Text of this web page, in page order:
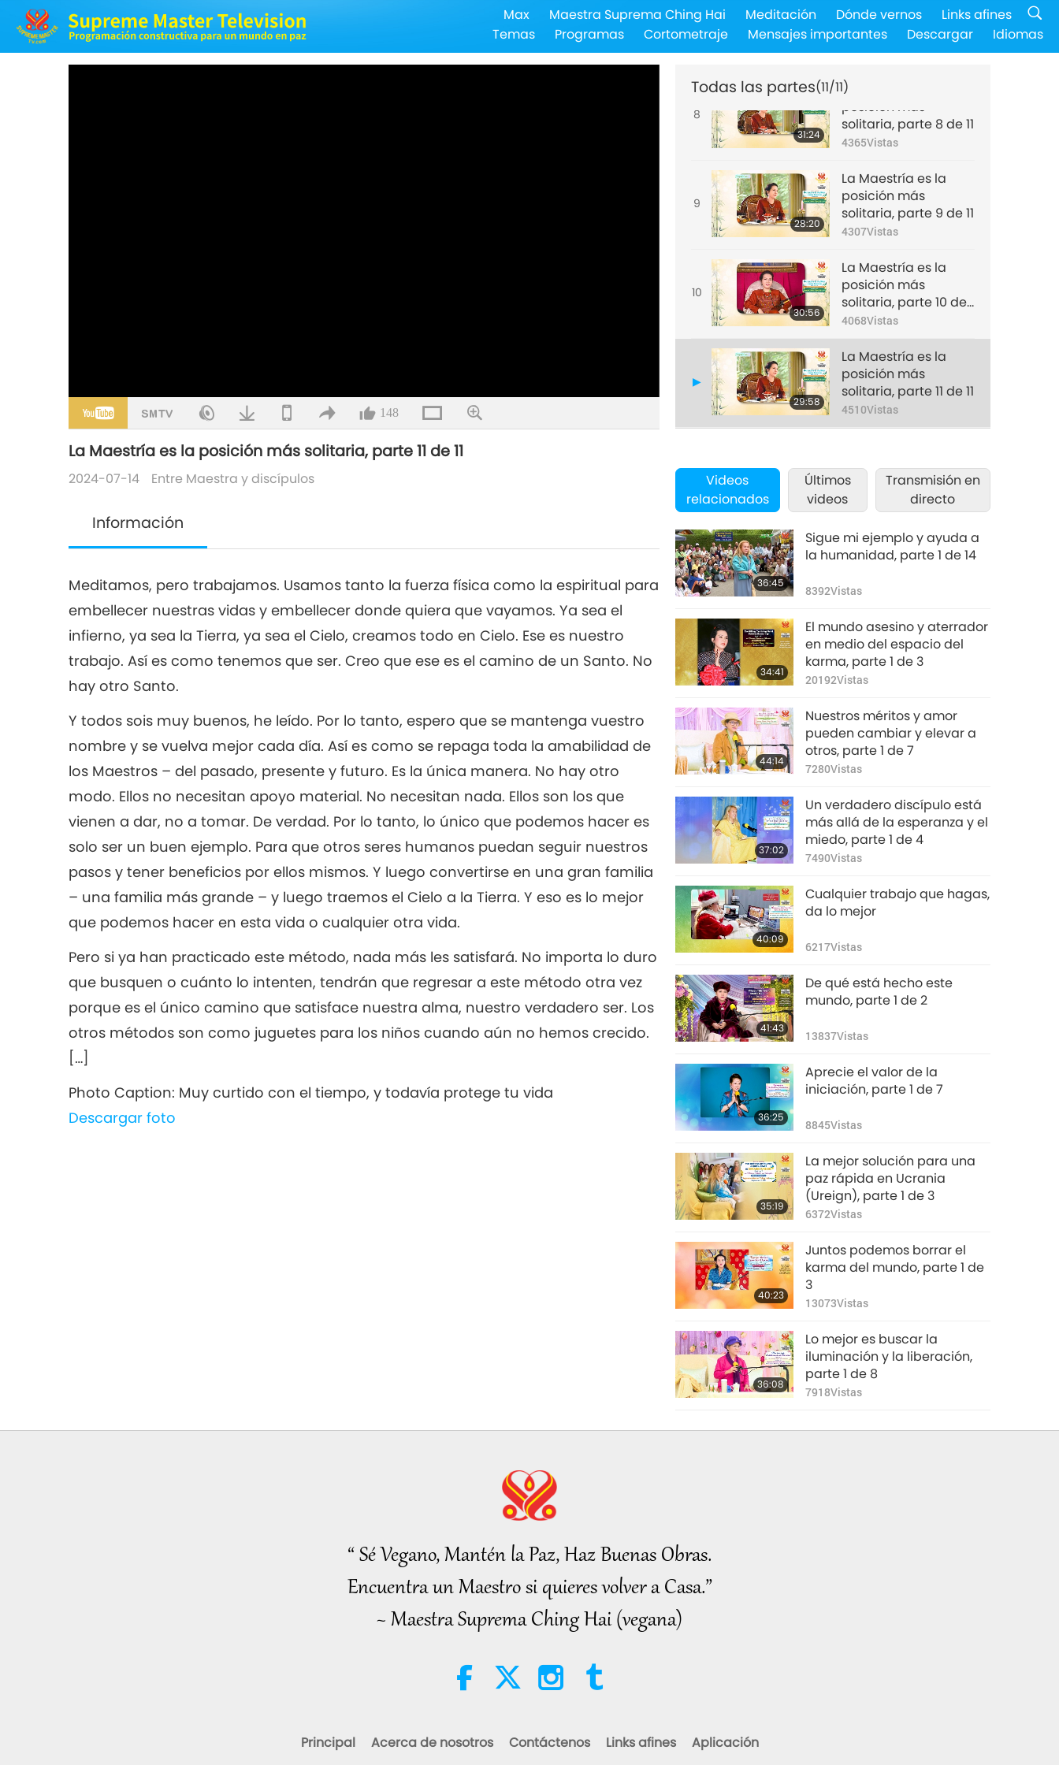
Max Maestra Suprema Ching Hai Meditación Dónde vernos
Links afines
Temas
Programas Cortometraje Mensajes importantes Descargar Idiomas
148
La Maestría es la posición más solitaria, parte 11 de 11
2024-07-14 Entre Maestra y discípulos
Información
Meditamos, pero trabajamos. Usamos tanto la fuerza física como la espiritual para
embellecer nuestras vidas y embellecer donde quiera que vayamos. Ya sea el
infierno, ya sea la Tierra, ya sea el Cielo, creamos todo en Cielo. Ese es nuestro
trabajo. Así es como tenemos que ser. Creo que ese es el camino de un Santo. No
hay otro Santo.
Y todos sois muy buenos, he leído. Por lo tanto, espero que se mantenga vuestro
nombre y se vuelva mejor cada día. Así es como se repaga toda la amabilidad de
los Maestros – del pasado, presente y futuro. Es la única manera. No hay otro
modo. Ellos no necesitan apoyo material. No necesitan nada. Ellos son los que
vienen a dar, no a tomar. De verdad. Por lo tanto, lo único que podemos hacer es
solo ser un buen ejemplo. Para que otros seres humanos puedan seguir nuestros
pasos y tener beneficios por ellos mismos. Y luego convertirse en una gran familia
– una familia más grande – y luego traemos el Cielo a la Tierra. Y eso es lo mejor
que podemos hacer en esta vida o cualquier otra vida.
Pero si ya han practicado este método, nada más les satisfará. No importa lo duro
que busquen o cuánto lo intenten, tendrán que regresar a este método otra vez
porque es el único camino que satisface nuestra alma, nuestro verdadero ser. Los
otros métodos son como juguetes para los niños cuando aún no hemos crecido.
[…]
Photo Caption: Muy curtido con el tiempo, y todavía protege tu vida
Descargar foto
Todas las partes(11/11)
7
posición más
solitaria, parte 7 de 11
4389Vistas
8
31:24
La Maestría es la
posición más
solitaria, parte 8 de 11
4365Vistas
9
28:20
La Maestría es la
posición más
solitaria, parte 9 de 11
4307Vistas
10
30:56
La Maestría es la
posición más
solitaria, parte 10 de
11
4068Vistas
29:58
La Maestría es la
posición más
solitaria, parte 11 de 11
4510Vistas
Videos
relacionados
Últimos
videos
Transmisión en
directo
36:45
Sigue mi ejemplo y ayuda a
la humanidad, parte 1 de 14
8392Vistas
34:41
El mundo asesino y aterrador
en medio del espacio del
karma, parte 1 de 3
20192Vistas
44:14
Nuestros méritos y amor
pueden cambiar y elevar a
otros, parte 1 de 7
7280Vistas
37:02
Un verdadero discípulo está
más allá de la esperanza y el
miedo, parte 1 de 4
7490Vistas
40:09
Cualquier trabajo que hagas,
da lo mejor
6217Vistas
41:43
De qué está hecho este
mundo, parte 1 de 2
13837Vistas
36:25
Aprecie el valor de la
iniciación, parte 1 de 7
8845Vistas
35:19
La mejor solución para una
paz rápida en Ucrania
(Ureign), parte 1 de 3
6372Vistas
40:23
Juntos podemos borrar el
karma del mundo, parte 1 de
3
13073Vistas
36:08
Lo mejor es buscar la
iluminación y la liberación,
parte 1 de 8
7918Vistas
“ Sé Vegano, Mantén la Paz, Haz Buenas Obras.
Encuentra un Maestro si quieres volver a Casa.”
~ Maestra Suprema Ching Hai (vegana)
Principal Acerca de nosotros Contáctenos Links afines Aplicación